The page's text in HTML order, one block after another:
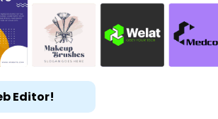
Editor!